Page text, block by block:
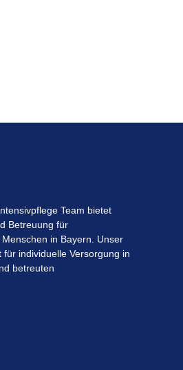
Team bietet
Betreuung für
in Bayern. Unser
individuelle Versorgung in
betreuten